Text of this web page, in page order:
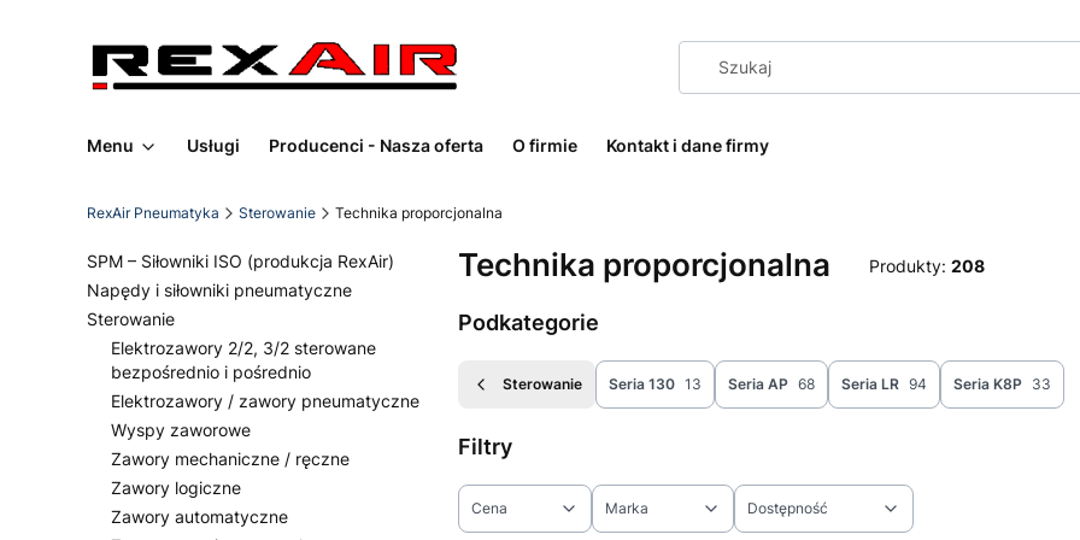
Menu Usługi Producenci - Nasza oferta O firmie Kontakt i dane firmy
RexAir Pneumatyka Sterowanie Technika proporcjonalna
SPM – Siłowniki ISO (produkcja RexAir)
Napędy i siłowniki pneumatyczne
Sterowanie
Elektrozawory 2/2, 3/2 sterowane
bezpośrednio i pośrednio
Elektrozawory / zawory pneumatyczne
Wyspy zaworowe
Zawory mechaniczne / ręczne
Zawory logiczne
Zawory automatyczne
Technika proporcjonalna Produkty: 208
Podkategorie
Sterowanie Seria 130 13 Seria AP 68 Seria LR 94 Seria K8P 33
Filtry
Cena Marka Dostępność